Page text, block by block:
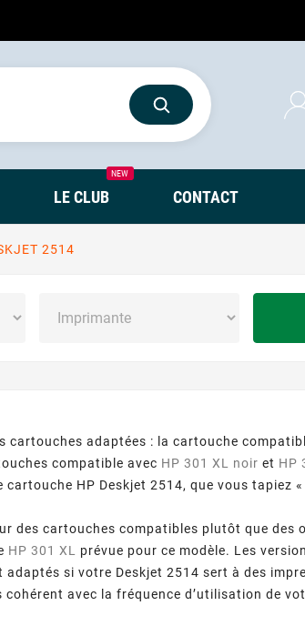
LE CLUB
NEW
CONTACT
2514
cartouches adaptées : la cartouche
compatible avec HP 301 XL noir et HP
HP Deskjet 2514, que vous tapiez
des cartouches compatibles plutôt que des
HP 301 XL prévue pour ce modèle. Les
si votre Deskjet 2514 sert à des
avec la fréquence d’utilisation de